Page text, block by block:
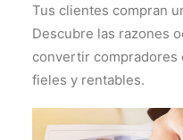
Tus clientes compran
Descubre las razones
convertir compradores
fieles y rentables.